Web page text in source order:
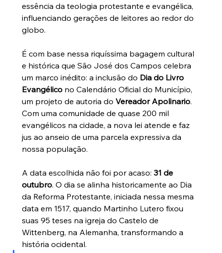
essência da teologia protestante e evangélica,
influenciando gerações de leitores ao redor do
globo.
É com base nessa riquíssima bagagem cultural
e histórica que São José dos Campos celebra
um marco inédito: a inclusão do Dia do Livro
Evangélico no Calendário Oficial do Município,
um projeto de autoria do Vereador Apolinario.
Com uma comunidade de quase 200 mil
evangélicos na cidade, a nova lei atende e faz
jus ao anseio de uma parcela expressiva da
nossa população.
A data escolhida não foi por acaso: 31 de
outubro. O dia se alinha historicamente ao Dia
da Reforma Protestante, iniciada nessa mesma
data em 1517, quando Martinho Lutero fixou
suas 95 teses na igreja do Castelo de
Wittenberg, na Alemanha, transformando a
história ocidental.